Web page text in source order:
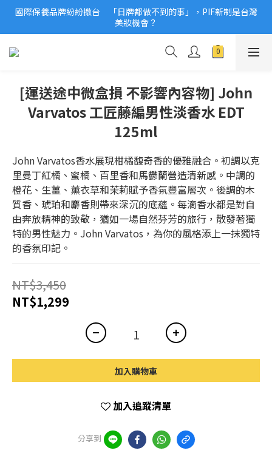
2026美妝小樣、試用品變少？PIF化妝品身分證7月上路！消費者
必懂5觀念
國際保養品牌紛紛撤台　「日牌都做不到的事」，PIF新制是台灣
美妝機會？
2026美妝小樣、試用品變少？PIF化妝品身分證7月上路！消費者
[運送途中微盒損 不影響內容物] John
Varvatos 工匠藤編男性淡香水 EDT
125ml
John Varvatos香水展現柑橘馥奇香的優雅融合。初調以克
里曼丁紅橘、蜜橘、百里香和馬鬱蘭營造清新感。中調的
橙花、生薑、薰衣草和茉莉賦予香氛豐富層次。後調的木
質香、琥珀和麝香則帶來深沉的底蘊。每滴香水都是對自
由奔放精神的致敬，猶如一場自然芬芳的旅行，散發著獨
特的男性魅力。John Varvatos，為你的風格添上一抹獨特
的香氛印記。
NT$3,450
NT$1,299
加入購物車
加入追蹤清單
分享到